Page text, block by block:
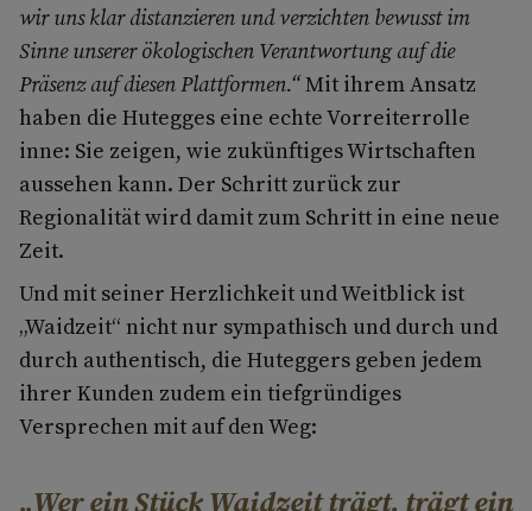
wir uns klar distanzieren und verzichten bewusst im
Sinne unserer ökologischen Verantwortung auf die
Präsenz auf diesen Plattformen.“Mit ihrem Ansatz
haben die Hutegges eine echte Vorreiterrolle
inne: Sie zeigen, wie zukünftiges Wirtschaften
aussehen kann. Der Schritt zurück zur
Regionalität wird damit zum Schritt in eine neue
Zeit.
Und mit seiner Herzlichkeit und Weitblick ist
„Waidzeit“ nicht nur sympathisch und durch und
durch authentisch, die Huteggers geben jedem
ihrer Kunden zudem ein tiefgründiges
Versprechen mit auf den Weg:
Wer ein Stück Waidzeit trägt, trägt ein